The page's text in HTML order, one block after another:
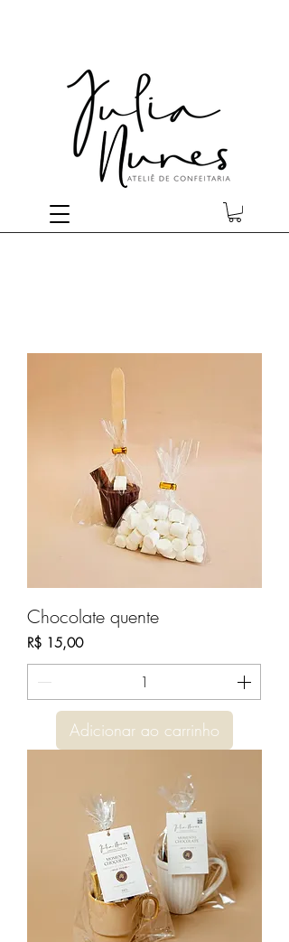
Chocolate quente
Preço
R$ 15,00
Adicionar ao carrinho